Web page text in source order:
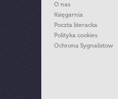
O nas
Księgarnia
Poczta literacka
Polityka cookies
Ochrona Sygnalistow